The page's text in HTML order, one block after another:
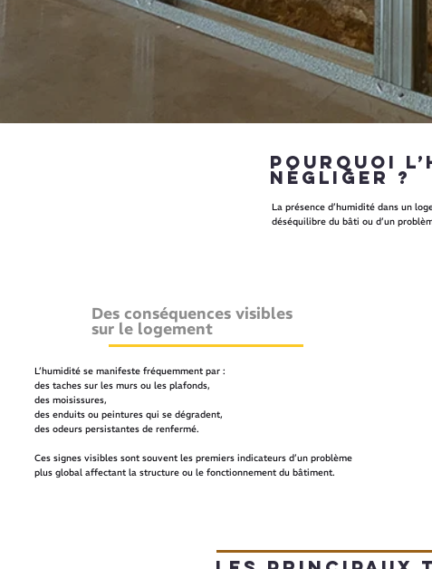
Pourquoi
négliger ?
La présence d’humidité dans un
déséquilibre du bâti ou d’un
Des conséquences visibles
sur le logement
L’humidité se manifeste fréquemment par :
des taches sur les murs ou les plafonds,
des moisissures,
des enduits ou peintures qui se dégradent,
des odeurs persistantes de renfermé.
Ces signes visibles sont souvent les premiers indicateurs d’un problème
plus global affectant la structure ou le fonctionnement du bâtiment.